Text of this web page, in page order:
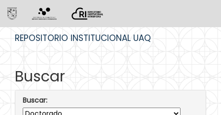
REPOSITORIO INSTITUCIONAL UAQ
Buscar
Buscar: